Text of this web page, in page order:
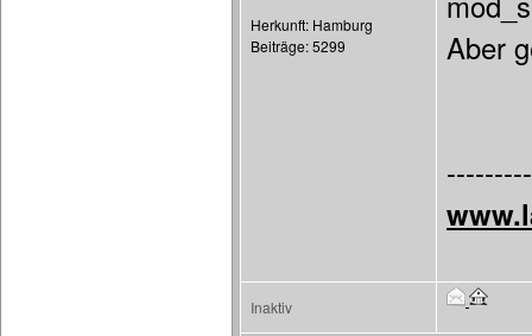
Herkunft: Hamburg
Beiträge: 5299
Aber
Inaktiv